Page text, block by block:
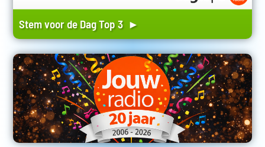
Stem voor de Dag Top 3 ►